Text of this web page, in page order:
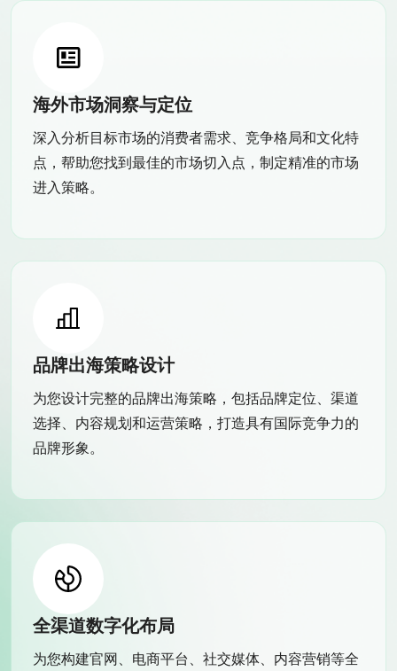
海外市场洞察与定位
深入分析目标市场的消费者需求、竞争格局和文化特
点，帮助您找到最佳的市场切入点，制定精准的市场
进入策略。
品牌出海策略设计
为您设计完整的品牌出海策略，包括品牌定位、渠道
选择、内容规划和运营策略，打造具有国际竞争力的
品牌形象。
全渠道数字化布局
为您构建官网、电商平台、社交媒体、内容营销等全